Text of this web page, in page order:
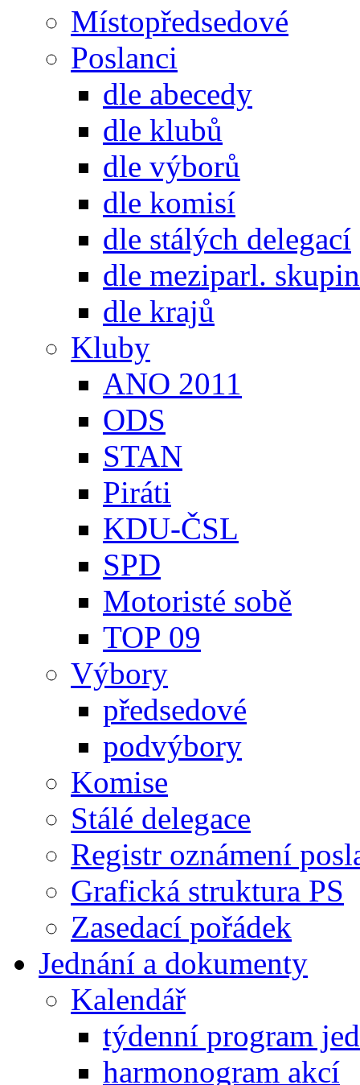
Místopředsedové
Poslanci
dle abecedy
dle klubů
dle výborů
dle komisí
dle stálých delegací
dle meziparl. skupin
dle krajů
Kluby
ANO 2011
ODS
STAN
Piráti
KDU-ČSL
SPD
Motoristé sobě
TOP 09
Výbory
předsedové
podvýbory
Komise
Stálé delegace
Registr oznámení
Grafická struktura PS
Zasedací pořádek
Jednání a dokumenty
Kalendář
týdenní program
harmonogram akcí